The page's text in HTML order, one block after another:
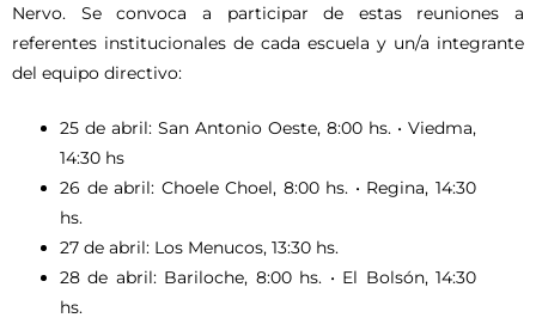
Nervo. Se convoca a participar de estas reuniones a
referentes institucionales de cada escuela y un/a integrante
del equipo directivo:
25 de abril: San Antonio Oeste, 8:00 hs. • Viedma,
14:30 hs
26 de abril: Choele Choel, 8:00 hs. • Regina, 14:30
hs.
27 de abril: Los Menucos, 13:30 hs.
28 de abril: Bariloche, 8:00 hs. • El Bolsón, 14:30
hs.